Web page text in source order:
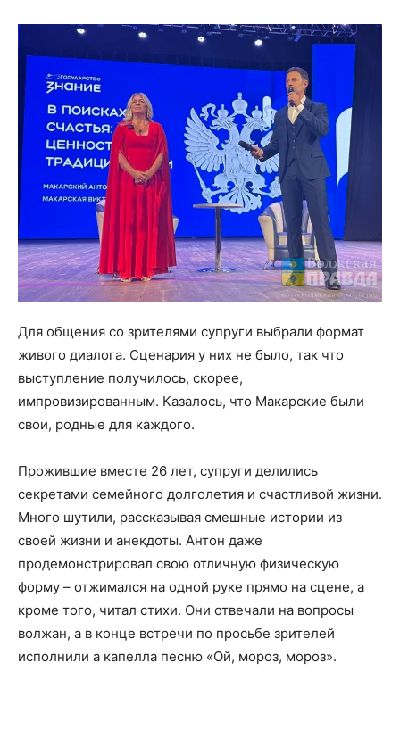
Для общения со зрителями супруги выбрали формат
живого диалога. Сценария у них не было, так что
выступление получилось, скорее,
импровизированным. Казалось, что Макарские были
свои, родные для каждого.
Прожившие вместе 26 лет, супруги делились
секретами семейного долголетия и счастливой жизни.
Много шутили, рассказывая смешные истории из
своей жизни и анекдоты. Антон даже
продемонстрировал свою отличную физическую
форму – отжимался на одной руке прямо на сцене, а
кроме того, читал стихи. Они отвечали на вопросы
волжан, а в конце встречи по просьбе зрителей
исполнили а капелла песню «Ой, мороз, мороз».